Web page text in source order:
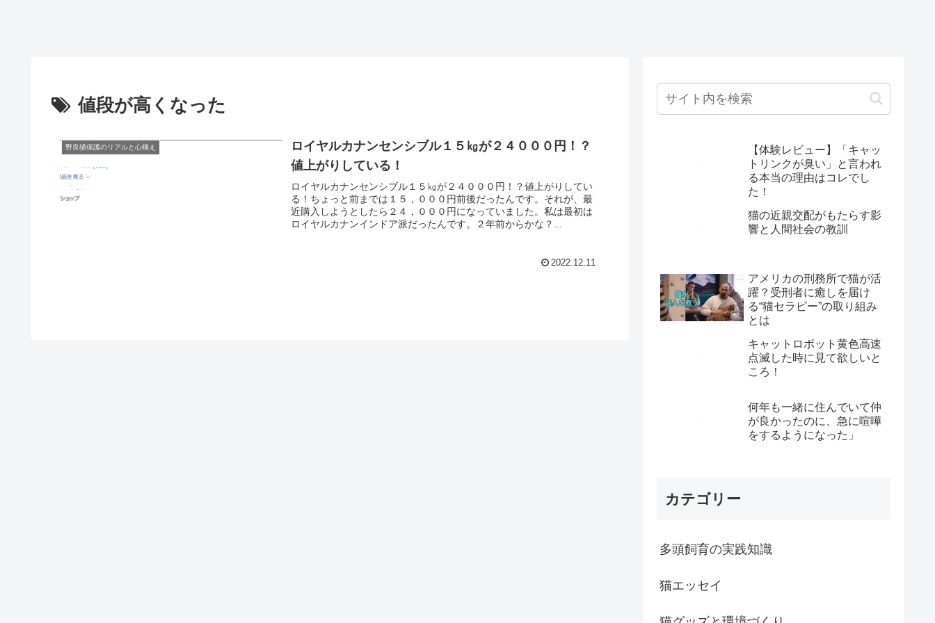
値段が高くなった
野良猫保護のリアルと心構え
ロイヤルカナンセンシブル１５㎏が２４０００円！？
値上がりしている！
ロイヤルカナンセンシブル１５㎏が２４０００円！？値上がりしてい
る！ちょっと前までは１５，０００円前後だったんです。それが、最
近購入しようとしたら２４，０００円になっていました。私は最初は
ロイヤルカナンインドア派だったんです。２年前からかな？...
2022.12.11
【体験レビュー】「キャッ
トリンクが臭い」と言われ
る本当の理由はコレでし
た！
猫の近親交配がもたらす影
響と人間社会の教訓
アメリカの刑務所で猫が活
躍？受刑者に癒しを届け
る“猫セラピー”の取り組み
とは
キャットロボット黄色高速
点滅した時に見て欲しいと
ころ！
何年も一緒に住んでいて仲
が良かったのに、急に喧嘩
をするようになった」
カテゴリー
多頭飼育の実践知識
猫エッセイ